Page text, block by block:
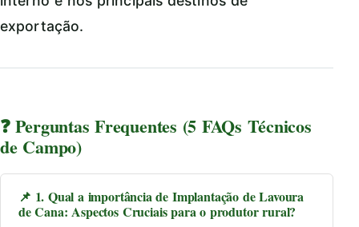
exportação.
❓ Perguntas Frequentes (5 FAQs Técnicos
de Campo)
📌 1. Qual a importância de Implantação de Lavoura
de Cana: Aspectos Cruciais para o produtor rural?